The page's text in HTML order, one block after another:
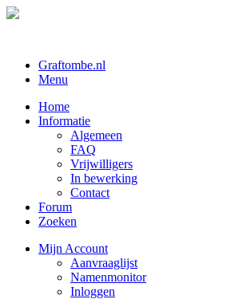
Graftombe.nl
Menu
Home
Informatie
Algemeen
FAQ
Vrijwilligers
In bewerking
Contact
Forum
Zoeken
Mijn Account
Aanvraaglijst
Namenmonitor
Inloggen